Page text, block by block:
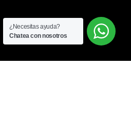
¿Necesitas ayuda?
Chatea con nosotros